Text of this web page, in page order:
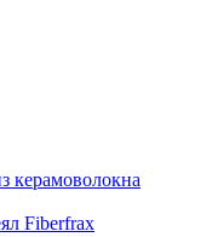
керамоволокна
Fiberfrax